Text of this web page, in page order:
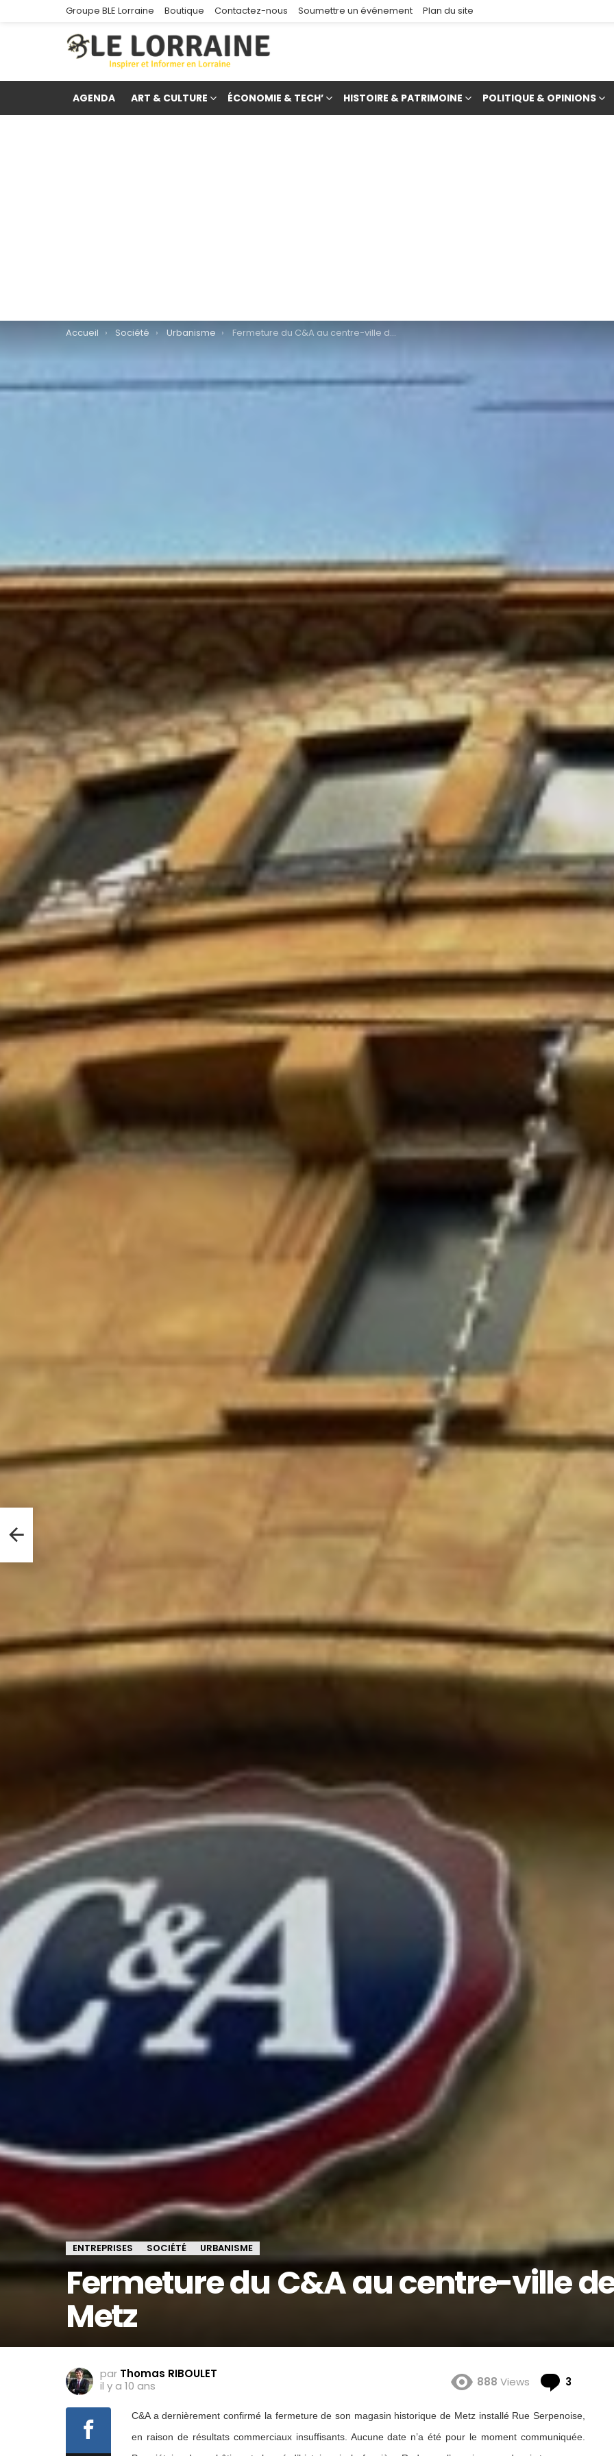
Groupe BLE Lorraine Boutique Contactez-nous Soumettre un événement Plan du site
AGENDA ART & CULTURE ÉCONOMIE & TECH’ HISTOIRE & PATRIMOINE POLITIQUE & OPINIONS
You are here:
Accueil Société Urbanisme Fermeture du C&A au centre-ville de Metz
ENTREPRISES SOCIÉTÉ URBANISME
Fermeture du C&A au centre-ville
Metz
par Thomas RIBOULET
il y a 10 ans
888 Views 3
C&A a dernièrement confirmé la fermeture de son magasin historique de Metz installé Rue Serpenoise,
en raison de résultats commerciaux insuffisants. Aucune date n’a été pour le moment communiquée.